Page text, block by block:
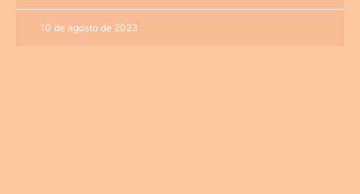
10 de agosto de 2023